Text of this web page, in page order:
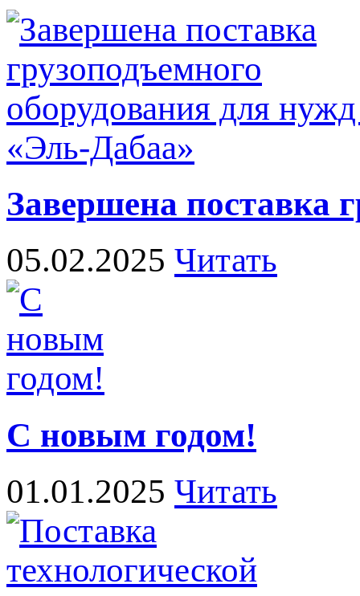
Завершена поставка
05.02.2025 Читать
С новым годом!
01.01.2025 Читать